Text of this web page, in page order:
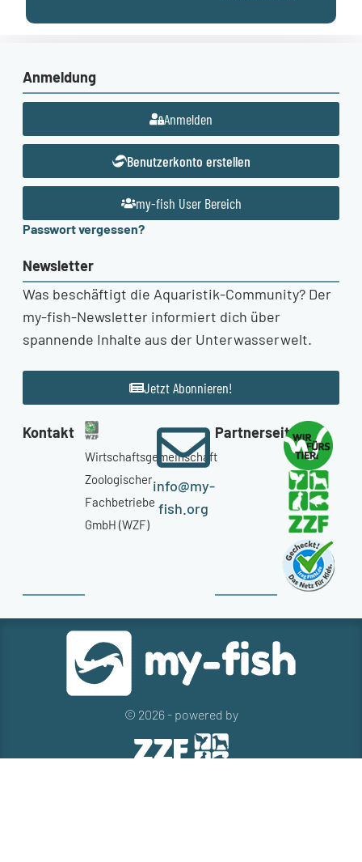
Anmeldung
Anmelden
Benutzerkonto erstellen
my-fish User Bereich
Passwort vergessen?
Newsletter
Was beschäftigt die Aquaristik-Community? Der
my-fish-Newsletter informiert dich über
spannende Inhalte aus der Unterwasserwelt.
Jetzt Abonnieren!
Kontakt
Wirtschaftsgemeinschaft
Zoologischer
Fachbetriebe
GmbH (WZF)
info@my-
fish.org
Partnerseiten
© 2026 - powered by